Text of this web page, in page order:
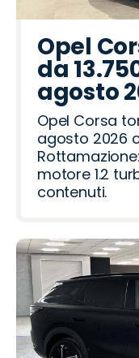
Opel
da
agosto
Opel Corsa
agosto 2026
motore 1.2
contenuti.